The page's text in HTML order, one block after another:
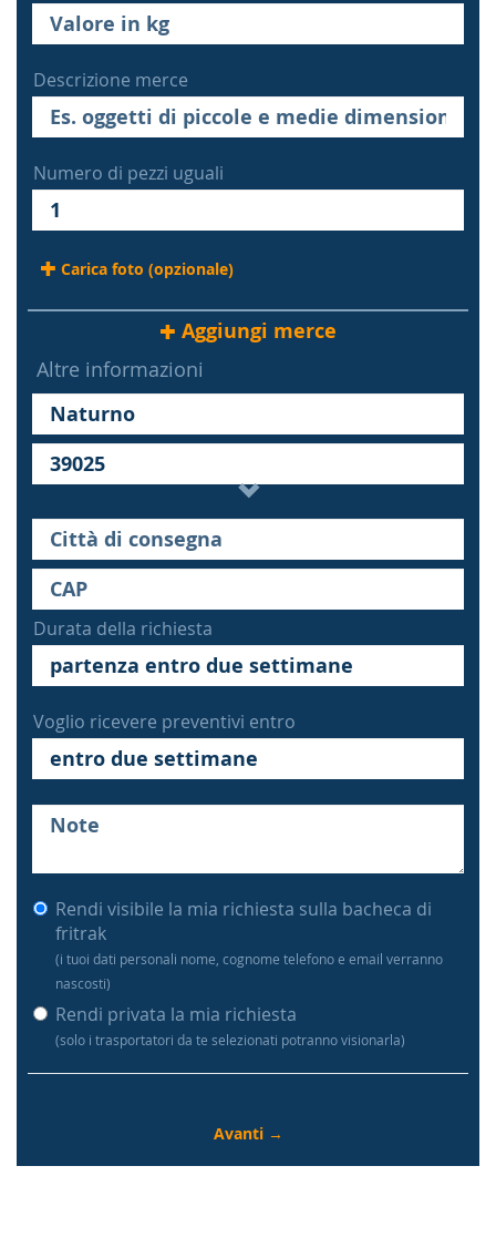
Descrizione merce
Numero di pezzi uguali
Carica foto (opzionale)
Aggiungi merce
Altre informazioni
Durata della richiesta
Voglio ricevere preventivi entro
Rendi visibile la mia richiesta sulla bacheca di
fritrak
(i tuoi dati personali nome, cognome telefono e email verranno
nascosti)
Rendi privata la mia richiesta
(solo i trasportatori da te selezionati potranno visionarla)